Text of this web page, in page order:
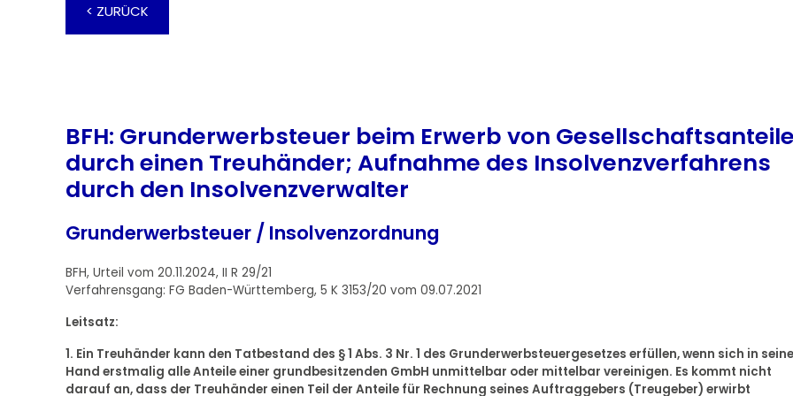
< ZURÜCK
BFH: Grunderwerbsteuer beim Erwerb von
durch einen Treuhänder; Aufnahme des Insolvenzverfahrens
durch den Insolvenzverwalter
Grunderwerbsteuer / Insolvenzordnung
BFH, Urteil vom 20.11.2024, II R 29/21
Verfahrensgang: FG Baden-Württemberg, 5 K 3153/20 vom 09.07.2021
Leitsatz:
1. Ein Treuhänder kann den Tatbestand des § 1 Abs. 3 Nr. 1 des Grunderwerbsteuergesetzes erfüllen, wenn sich in
Hand erstmalig alle Anteile einer grundbesitzenden GmbH unmittelbar oder mittelbar vereinigen. Es kommt nicht
darauf an, dass der Treuhänder einen Teil der Anteile für Rechnung seines Auftraggebers (Treugeber) erwirbt